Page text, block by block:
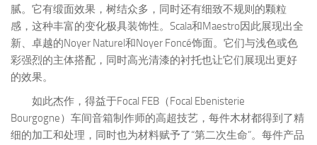
腻。它有缎面效果，树结众多，同时还有细致不规则的颗粒
感，这种丰富的变化极具装饰性。Scala和Maestro因此展现出全
新、卓越的Noyer Naturel和Noyer Foncé饰面。它们与浅色或色
彩强烈的主体搭配，同时高光清漆的衬托也让它们展现出更好
的效果。
如此杰作，得益于Focal FEB（Focal Ebenisterie
Bourgogne）车间音箱制作师的高超技艺，每件木材都得到了精
细的加工和处理，同时也为材料赋予了“第二次生命”。每件产品